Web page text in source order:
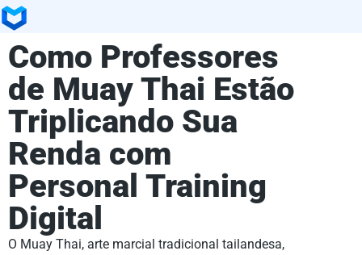
Como Professores
de Muay Thai Estão
Triplicando Sua
Renda com
Personal Training
Digital
O Muay Thai, arte marcial tradicional tailandesa,